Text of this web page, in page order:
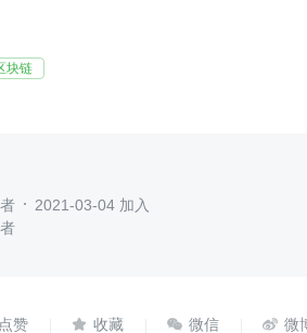
块链
2021-03-04 加入
  